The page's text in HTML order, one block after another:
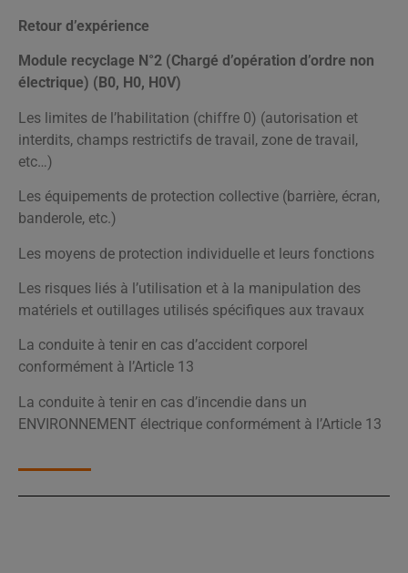
Retour d’expérience
Module recyclage N°2 (Chargé d’opération d’ordre non
électrique) (B0, H0, H0V)
Les limites de l’habilitation (chiffre 0) (autorisation et
interdits, champs restrictifs de travail, zone de travail,
etc…)
Les équipements de protection collective (barrière, écran,
banderole, etc.)
Les moyens de protection individuelle et leurs fonctions
Les risques liés à l’utilisation et à la manipulation des
matériels et outillages utilisés spécifiques aux travaux
La conduite à tenir en cas d’accident corporel
conformément à l’Article 13
La conduite à tenir en cas d’incendie dans un
ENVIRONNEMENT électrique conformément à l’Article 13